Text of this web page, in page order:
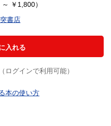
～ ￥1,800）
書店
入れる
ログインで利用可能）
本の使い方